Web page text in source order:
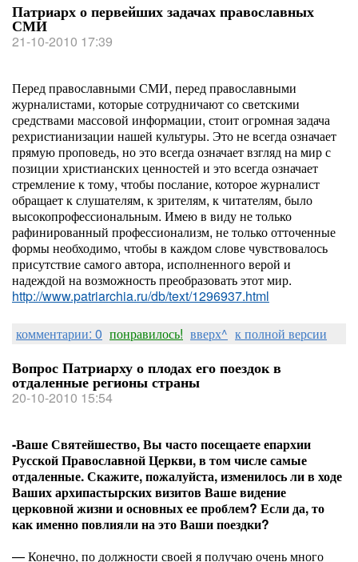
Патриарх о первейших задачах православных
СМИ
21-10-2010 17:39
Перед православными СМИ, перед православными
журналистами, которые сотрудничают со светскими
средствами массовой информации, стоит огромная задача
рехристианизации нашей культуры. Это не всегда означает
прямую проповедь, но это всегда означает взгляд на мир с
позиции христианских ценностей и это всегда означает
стремление к тому, чтобы послание, которое журналист
обращает к слушателям, к зрителям, к читателям, было
высокопрофессиональным. Имею в виду не только
рафинированный профессионализм, не только отточенные
формы необходимо, чтобы в каждом слове чувствовалось
присутствие самого автора, исполненного верой и
надеждой на возможность преобразовать этот мир.
http://www.patriarchia.ru/db/text/1296937.html
комментарии: 0 понравилось! вверх^ к полной версии
Вопрос Патриарху о плодах его поездок в
отдаленные регионы страны
20-10-2010 15:54
-Ваше Святейшество, Вы часто посещаете епархии
Русской Православной Церкви, в том числе самые
отдаленные. Скажите, пожалуйста, изменилось ли в ходе
Ваших архипастырских визитов Ваше видение
церковной жизни и основных ее проблем? Если да, то
как именно повлияли на это Ваши поездки?
— Конечно, по должности своей я получаю очень много